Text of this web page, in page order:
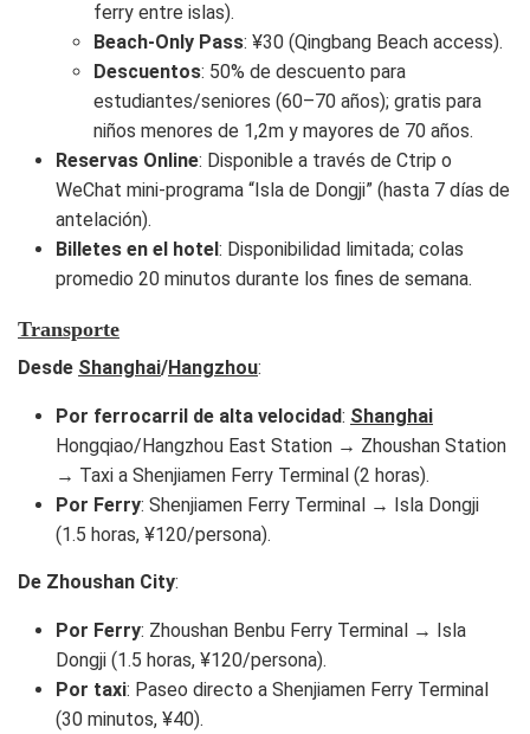
ferry entre islas).
Beach-Only Pass: ¥30 (Qingbang Beach access).
Descuentos: 50% de descuento para
estudiantes/seniores (60–70 años); gratis para
niños menores de 1,2m y mayores de 70 años.
Reservas Online: Disponible a través de Ctrip o
WeChat mini-programa “Isla de Dongji” (hasta 7 días de
antelación).
Billetes en el hotel: Disponibilidad limitada; colas
promedio 20 minutos durante los fines de semana.
Transporte
Desde Shanghai/Hangzhou:
Por ferrocarril de alta velocidad: Shanghai
Hongqiao/Hangzhou East Station → Zhoushan Station
→ Taxi a Shenjiamen Ferry Terminal (2 horas).
Por Ferry: Shenjiamen Ferry Terminal → Isla Dongji
(1.5 horas, ¥120/persona).
De Zhoushan City:
Por Ferry: Zhoushan Benbu Ferry Terminal → Isla
Dongji (1.5 horas, ¥120/persona).
Por taxi: Paseo directo a Shenjiamen Ferry Terminal
(30 minutos, ¥40).